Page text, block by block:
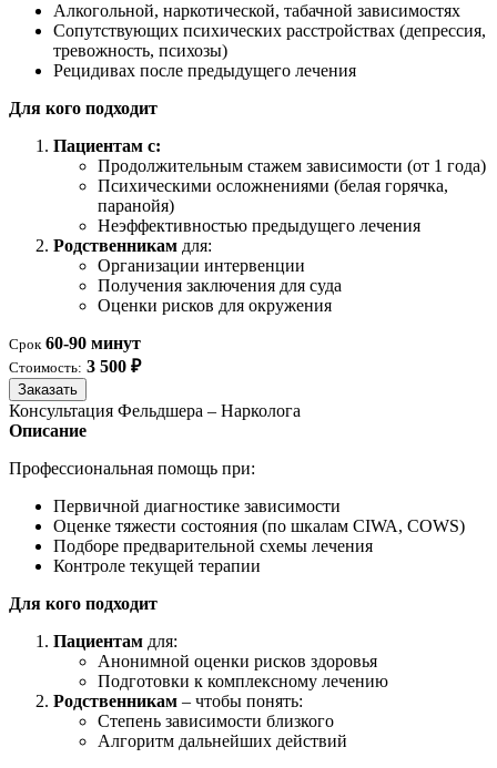
Алкогольной, наркотической, табачной зависимостях
Сопутствующих психических расстройствах (депрессия,
тревожность, психозы)
Рецидивах после предыдущего лечения
Для кого подходит
Пациентам с:
Продолжительным стажем зависимости (от 1 года)
Психическими осложнениями (белая горячка,
паранойя)
Неэффективностью предыдущего лечения
Родственникам для:
Организации интервенции
Получения заключения для суда
Оценки рисков для окружения
Срок 60-90 минут
Стоимость: 3 500 ₽
Заказать
Консультация Фельдшера – Нарколога
Описание
Профессиональная помощь при:
Первичной диагностике зависимости
Оценке тяжести состояния (по шкалам CIWA, COWS)
Подборе предварительной схемы лечения
Контроле текущей терапии
Для кого подходит
Пациентам для:
Анонимной оценки рисков здоровья
Подготовки к комплексному лечению
Родственникам – чтобы понять:
Степень зависимости близкого
Алгоритм дальнейших действий